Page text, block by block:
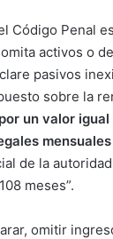
Código Penal
activos o
pasivos
sobre la
por un valor
de la
meses”.
omitir